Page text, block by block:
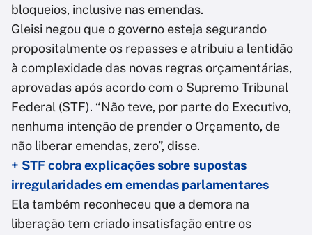
bloqueios, inclusive nas emendas.
Gleisi negou que o governo esteja segurando
propositalmente os repasses e atribuiu a lentidão
à complexidade das novas regras orçamentárias,
aprovadas após acordo com o Supremo Tribunal
Federal (STF). “Não teve, por parte do Executivo,
nenhuma intenção de prender o Orçamento, de
não liberar emendas, zero”, disse.
+ STF cobra explicações sobre supostas
irregularidades em emendas parlamentares
Ela também reconheceu que a demora na
liberação tem criado insatisfação entre os